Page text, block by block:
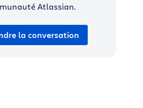
Atlassian.
la conversation